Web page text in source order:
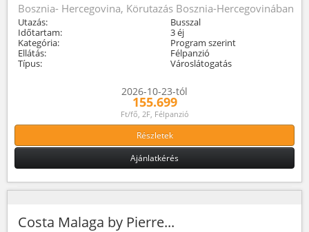
Bosznia- Hercegovina, Körutazás Bosznia-Hercegovinában
Utazás:
Busszal
Időtartam:
3 éj
Kategória:
Program szerint
Ellátás:
Félpanzió
Típus:
Városlátogatás
2026-10-23-tól
155.699
Ft/fő, 2F, Félpanzió
Részletek
Ajánlatkérés
Costa Malaga by Pierre...